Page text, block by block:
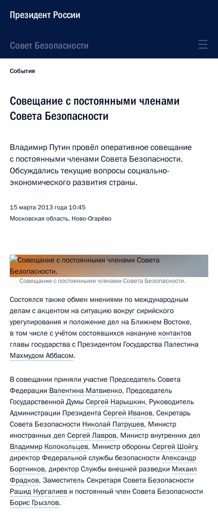
Президент России
Совет Безопасности
События
Совещание с постоянными членами
Совета Безопасности
Владимир Путин провёл оперативное совещание
с постоянными членами Совета Безопасности.
Обсуждались текущие вопросы социально-
экономического развития страны.
15 марта 2013 года 10:45
Московская область, Ново-Огарёво
Совещание с постоянными членами Совета Безопасности.
Состоялся также обмен мнениями по международным
делам с акцентом на ситуацию вокруг сирийского
урегулирования и положение дел на Ближнем Востоке,
в том числе с учётом состоявшихся накануне контактов
главы государства с Президентом Государства Палестина
Махмудом Аббасом.
В совещании приняли участие Председатель Совета
Федерации Валентина Матвиенко, Председатель
Государственной Думы Сергей Нарышкин, Руководитель
Администрации Президента Сергей Иванов, Секретарь
Совета Безопасности Николай Патрушев, Министр
иностранных дел Сергей Лавров, Министр внутренних дел
Владимир Колокольцев, Министр обороны Сергей Шойгу,
директор Федеральной службы безопасности Александр
Бортников, директор Службы внешней разведки Михаил
Фрадков, Заместитель Секретаря Совета Безопасности
Рашид Нургалиев и постоянный член Совета Безопасности
Борис Грызлов.